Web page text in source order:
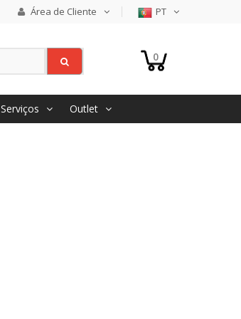
Área de Cliente PT
0
Serviços Outlet